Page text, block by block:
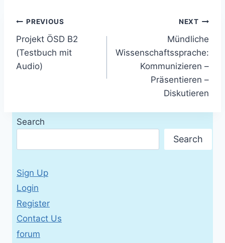
Post
navigation
PREVIOUS
Projekt ÖSD B2
(Testbuch mit
Audio)
NEXT
Mündliche
Wissenschaftssprache:
Kommunizieren –
Präsentieren –
Diskutieren
Search
Search
Sign Up
Login
Register
Contact Us
forum